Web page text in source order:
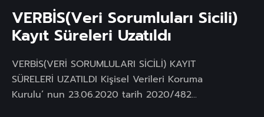
VERBİS(Veri Sorumluları Sicili)
Kayıt Süreleri Uzatıldı
VERBİS(VERİ SORUMLULARI SİCİLİ) KAYIT
SÜRELERİ UZATILDI Kişisel Verileri Koruma
Kurulu’ nun 23.06.2020 tarih 2020/482...